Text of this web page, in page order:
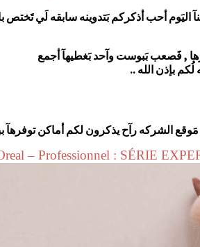
اليَوم أحب أذكركم بَتدوينه سابقه لَي
, فََصعب بَبوست وآحد بَغطيهآ أجمع
بإذن الله ..
الشركه رآح يذكرون لكم أماكن توفرهآ
– Professionnel : SÉRIE